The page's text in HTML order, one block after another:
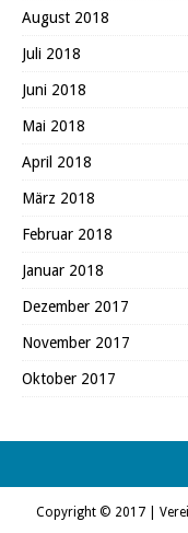
August 2018
Juli 2018
Juni 2018
Mai 2018
April 2018
März 2018
Februar 2018
Januar 2018
Dezember 2017
November 2017
Oktober 2017
Copyright © 2017 |